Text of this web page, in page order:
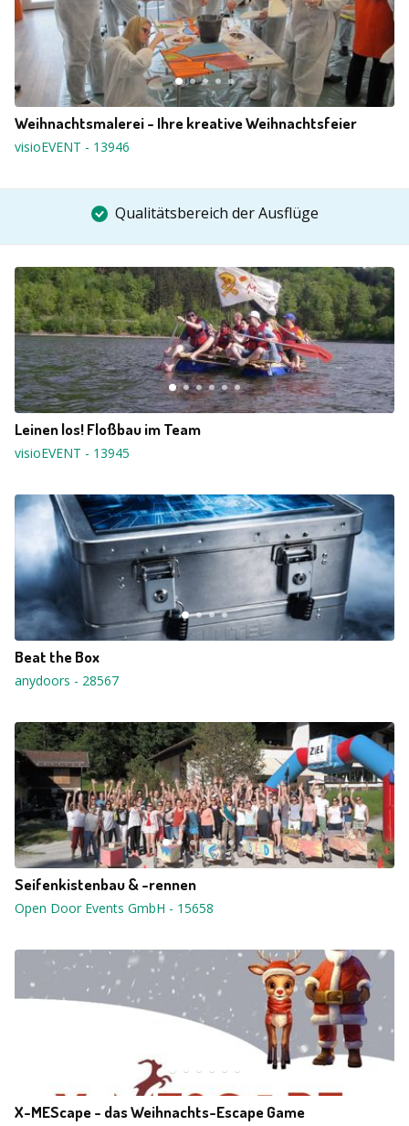
Weihnachtsmalerei - Ihre kreative Weihnachtsfeier
visioEVENT - 13946
Qualitätsbereich der Ausflüge
Leinen los! Floßbau im Team
visioEVENT - 13945
Beat the Box
anydoors - 28567
Seifenkistenbau & -rennen
Open Door Events GmbH - 15658
X-MEScape - das Weihnachts-Escape Game